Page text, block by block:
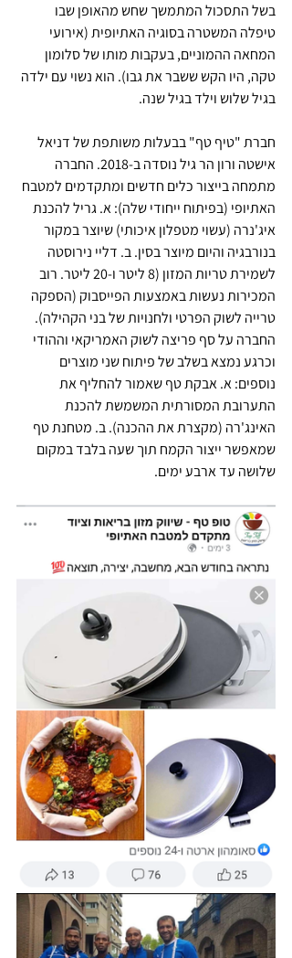
בשל התסכול המתמשך שחש מהאופן שבו
טיפלה המשטרה בסוגיה האתיופית (אירועי
המחאה ההמוניים, בעקבות מותו של סלומון
טקה, היו הקש ששבר את גבו). הוא נשוי עם ילדה
בגיל שלוש וילד בגיל שנה.
חברת "טיף טף" בבעלות משותפת של דניאל
אישטה ורון הר גיל נוסדה ב-2018. החברה
מתמחה בייצור כלים חדשים ומתקדמים למטבח
האתיופי (בפיתוח ייחודי שלה): א. גריל להכנת
איג'נרה (עשוי מטפלון איכותי) שיוצר במקור
בנורבגיה והיום מיוצר בסין. ב. דליי נירוסטה
לשמירת טריות המזון (8 ליטר ו-20 ליטר. רוב
המכירות נעשות באמצעות הפייסבוק (הספקה
טרייה לשוק הפרטי ולחנויות של בני הקהילה).
החברה על סף פריצה לשוק האמריקאי וההודי
וכרגע נמצא בשלב של פיתוח שני מוצרים
נוספים: א. אבקת טף שאמור להחליף את
התערובת המסורתית המשמשת להכנת
האינג'רה (מקצרת את ההכנה). ב. מטחנת טף
שמאפשר ייצור הקמח תוך שעה בלבד במקום
שלושה עד ארבע ימים.